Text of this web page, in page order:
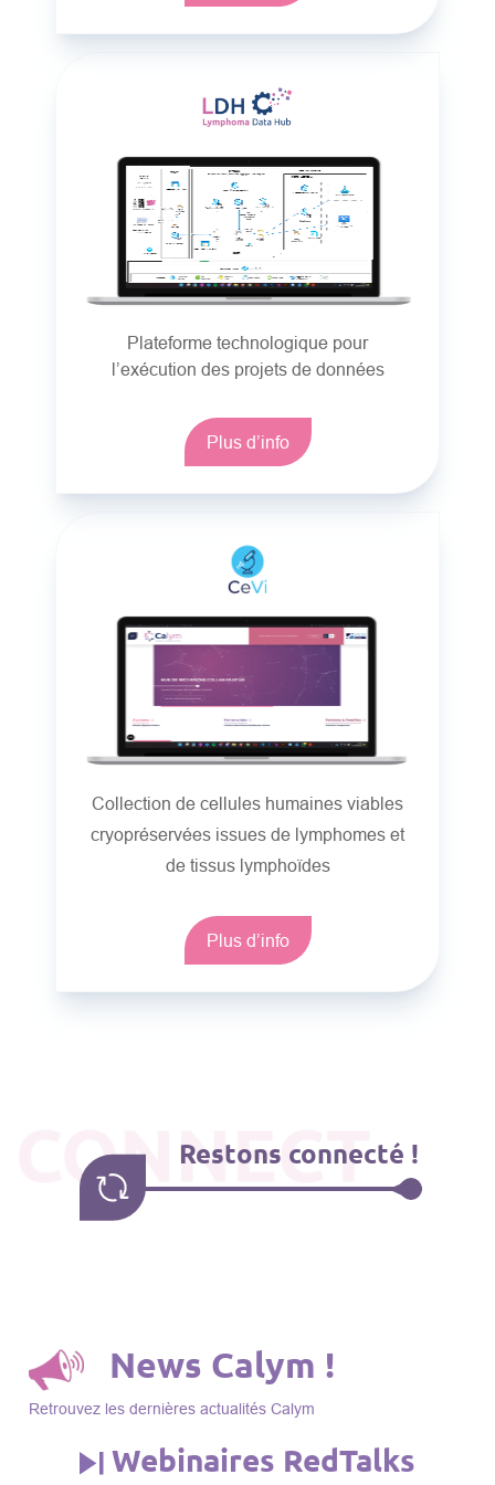
Plateforme technologique pour
l’exécution des projets de données
Plus d’info
Collection de cellules humaines viables
cryopréservées issues de lymphomes et
de tissus lymphoïdes
Plus d’info
CONNECT
Restons connecté !
News Calym !
Retrouvez les dernières actualités Calym
Webinaires RedTalks